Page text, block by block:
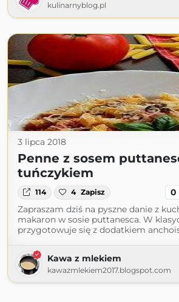
kulinarnyblog.pl
3 lipca 2018
Penne z sosem
tuńczykiem
114 4 Zapisz 0
Zapraszam dziś na pyszne danie z
makaron w sosie puttanesca. W
przygotowuje się z dodatkiem
Kawa z mlekiem
kawazmlekiem2017.blogspot.com